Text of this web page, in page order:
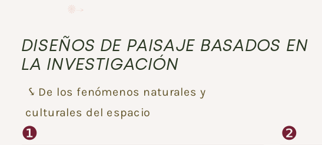
✺→
DISEÑOS DE PAISAJE BASADOS EN
LA INVESTIGACIÓN
⤥ De los fenómenos naturales y
culturales del espacio
❶ ❷